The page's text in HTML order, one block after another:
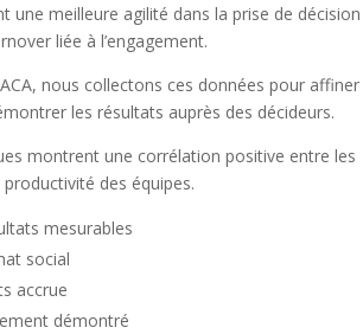
une meilleure agilité dans la prise de décision
liée à l’engagement.
nous collectons ces données pour affiner
les résultats auprès des décideurs.
montrent une corrélation positive entre les
des équipes.
mesurables
social
accrue
démontré